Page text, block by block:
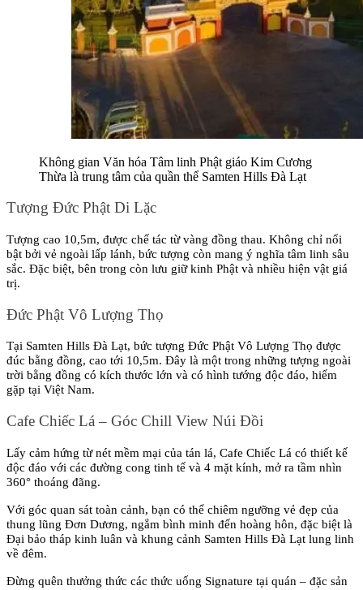
Không gian Văn hóa Tâm linh Phật giáo Kim Cương
Thừa là trung tâm của quần thể Samten Hills Đà Lạt
Tượng Đức Phật Di Lặc
Tượng cao 10,5m, được chế tác từ vàng đồng thau. Không chỉ nổi
bật bởi vẻ ngoài lấp lánh, bức tượng còn mang ý nghĩa tâm linh sâu
sắc. Đặc biệt, bên trong còn lưu giữ kinh Phật và nhiều hiện vật giá
trị.
Đức Phật Vô Lượng Thọ
Tại Samten Hills Đà Lạt, bức tượng Đức Phật Vô Lượng Thọ được
đúc bằng đồng, cao tới 10,5m. Đây là một trong những tượng ngoài
trời bằng đồng có kích thước lớn và có hình tướng độc đáo, hiếm
gặp tại Việt Nam.
Cafe Chiếc Lá – Góc Chill View Núi Đồi
Lấy cảm hứng từ nét mềm mại của tán lá, Cafe Chiếc Lá có thiết kế
độc đáo với các đường cong tinh tế và 4 mặt kính, mở ra tầm nhìn
360° thoáng đãng.
Với góc quan sát toàn cảnh, bạn có thể chiêm ngưỡng vẻ đẹp của
thung lũng Đơn Dương, ngắm bình minh đến hoàng hôn, đặc biệt là
Đại bảo tháp kinh luân và khung cảnh Samten Hills Đà Lạt lung linh
về đêm.
Đừng quên thưởng thức các thức uống Signature tại quán – đặc sản